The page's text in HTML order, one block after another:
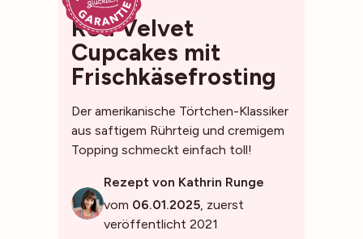
Red Velvet
Cupcakes mit
Frischkäsefrosting
Der amerikanische Törtchen-Klassiker
aus saftigem Rührteig und cremigem
Topping schmeckt einfach toll!
Rezept von Kathrin Runge
vom 06.01.2025, zuerst
veröffentlicht 2021